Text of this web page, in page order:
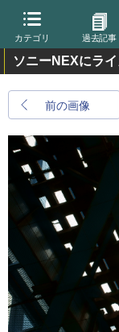
カテゴリ 過去記事
ソニーNEXにラ
前の画像